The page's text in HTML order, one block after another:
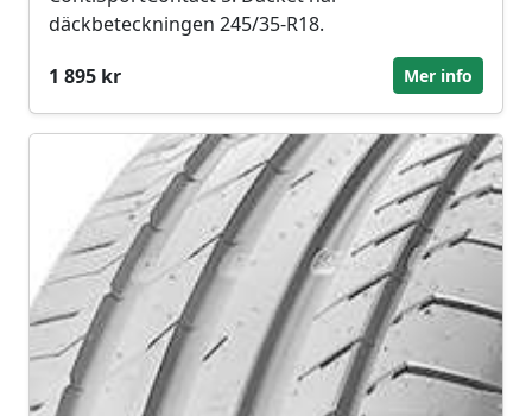
däckbeteckningen 245/35-R18.
1 895 kr
Mer info